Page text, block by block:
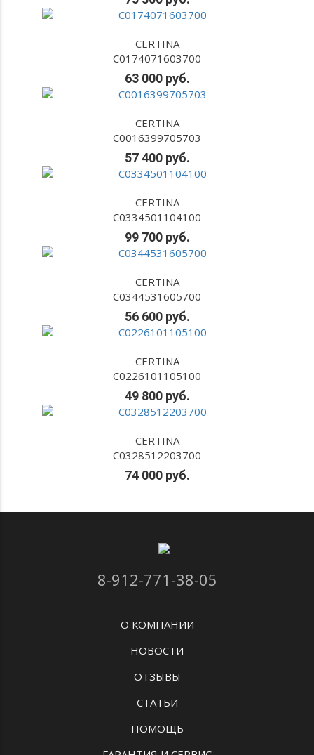
CERTINA
C0174071603700
63 000 руб.
CERTINA
C0016399705703
57 400 руб.
CERTINA
C0334501104100
99 700 руб.
CERTINA
C0344531605700
56 600 руб.
CERTINA
C0226101105100
49 800 руб.
CERTINA
C0328512203700
74 000 руб.
8-912-771-38-05
О КОМПАНИИ
НОВОСТИ
ОТЗЫВЫ
СТАТЬИ
ПОМОЩЬ